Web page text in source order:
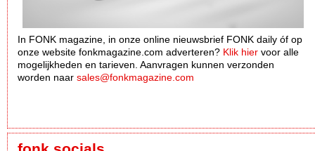
In FONK magazine, in onze online nieuwsbrief FONK daily óf op
onze website fonkmagazine.com adverteren? Klik hier voor alle
mogelijkheden en tarieven. Aanvragen kunnen verzonden
worden naar sales@fonkmagazine.com